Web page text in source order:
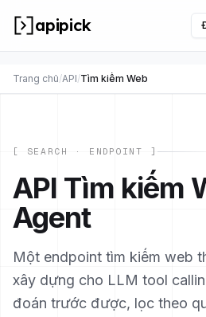
apipick
Trang chủ/API/Tìm kiếm Web
[ SEARCH · ENDPOINT ]
API Tìm kiếm
Agent
Một endpoint tìm kiếm web
xây dựng cho LLM tool
đoán trước được, lọc theo